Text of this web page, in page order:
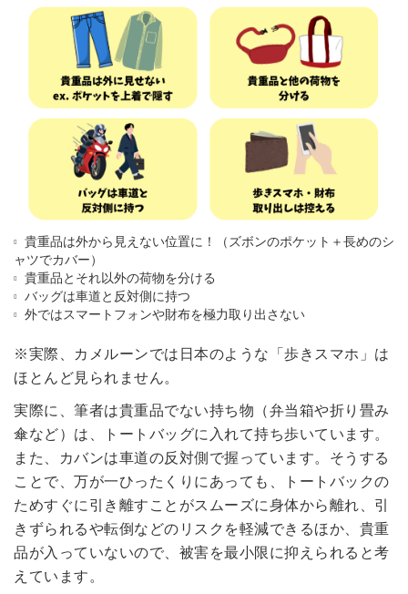
貴重品は外から見えない位置に！（ズボンのポケット＋長めのシ
ャツでカバー）
貴重品とそれ以外の荷物を分ける
バッグは車道と反対側に持つ
外ではスマートフォンや財布を極力取り出さない
※実際、カメルーンでは日本のような「歩きスマホ」は
ほとんど見られません。
実際に、筆者は貴重品でない持ち物（弁当箱や折り畳み
傘など）は、トートバッグに入れて持ち歩いています。
また、カバンは車道の反対側で握っています。そうする
ことで、万が一ひったくりにあっても、トートバックの
ためすぐに引き離すことがスムーズに身体から離れ、引
きずられるや転倒などのリスクを軽減できるほか、貴重
品が入っていないので、被害を最小限に抑えられると考
えています。